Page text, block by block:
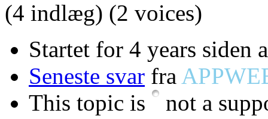
(4 indlæg) (2 voices)
Startet for 4 years siden
Seneste svar fra
This topic is
not a